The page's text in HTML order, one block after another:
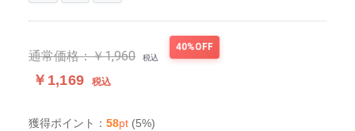
通常価格：￥1,960 税込
40%OFF
￥1,169 税込
獲得ポイント： 58pt (5%)